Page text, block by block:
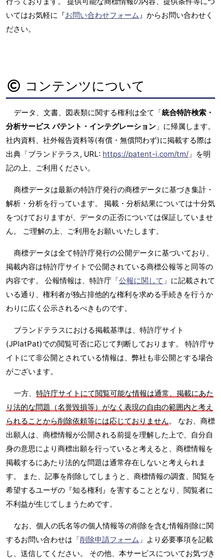
いてはお気軽に『お問い合わせフォーム』からお問い合わせく
ださい。
コンテンツについて
データ、文書、図表類に関する権利は全て「統合特許検索・
分析サービス パテント・インテグレーション 」に帰属します。
社内資料、社外報告資料等(有償・無償問わず)に掲載する際は
出典「ブランドテラス, URL: https://patent-i.com/tm/ 」を明
記の上、ご利用ください。
商標データは最新の特許庁発行の商標データに基づき集計・
解析・分析を行っています。 掲載・分析結果については十分気
をつけておりますが、データの正否については保証していませ
ん。 ご理解の上、ご利用をお願いいたします。
商標データは全て特許庁発行の公開データに基づいており、
掲載内容は特許庁サイトで公開されている商標公報等と同等の
内容です。 公報情報は、特許庁「公報に関して 」に記載されて
いる通り、権利者が独占排他的な権利を求める手続きを行うか
わりに広く公示されるべきものです。
ブランドテラスにおける掲載基準は、特許庁サイト
(JPlatPat)での閲覧可否に応じて判断しております。 特許庁サ
イトにて非公開とされている情報は、弊社も非公開とする場合
がございます。
一方、 特許庁サイトにて閲覧可能な情報は通常、掲載にあた
り法的な問題（名誉毀損等）がなく表現の自由の範囲内と考え
られることから削除依頼等には応じておりません。 なお、商標
出願人は、商標情報が公開される前提を理解した上で、自分自
身の意思により商標出願を行っていると考えると、商標情報を
掲載するにあたり法的な問題は通常存在しないと考えられま
す。 また、記事を削除してしまうと、商標情報の調査、閲覧を
希望するユーザの『知る権利』を害することとなり、閲覧者に
不利益が生じてしまうためです。
なお、個人の氏名等の個人情報等の削除を含む情報削除に関
するお問い合わせは「削除申請フォーム 」より必要事項を記載
し、送信してください。 その他、本サービスについてお気づき